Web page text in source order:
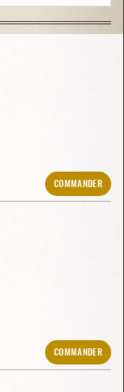
COMMANDER
COMMANDER